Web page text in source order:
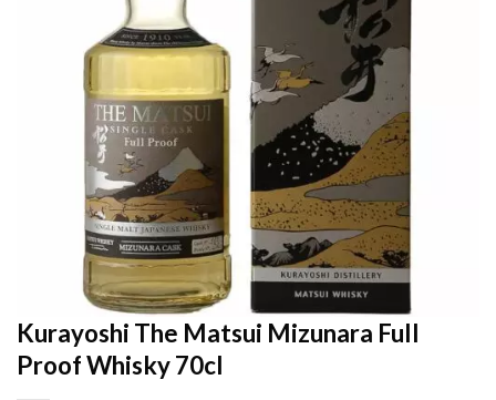
Kurayoshi The Matsui Mizunara Full
Proof Whisky 70cl